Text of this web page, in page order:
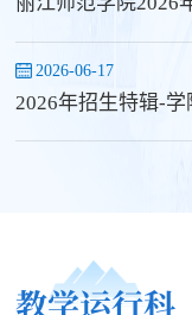
2026-06-17
2026年招生特辑-
教学运行科